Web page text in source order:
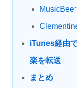
MusicBee
iTunes経由
楽を転送
まとめ